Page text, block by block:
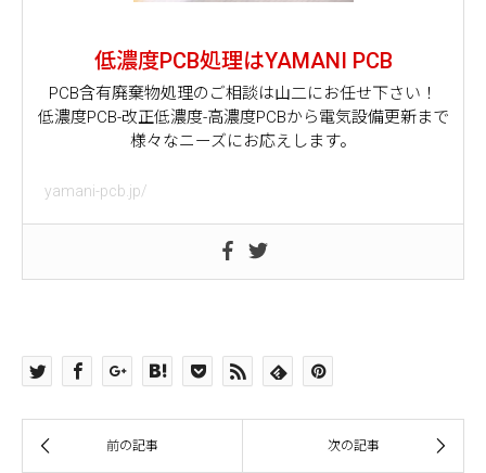
低濃度PCB処理はYAMANI PCB
PCB含有廃棄物処理のご相談は山二にお任せ下さい！
低濃度PCB-改正低濃度-高濃度PCBから電気設備更新まで
様々なニーズにお応えします。
yamani-pcb.jp/